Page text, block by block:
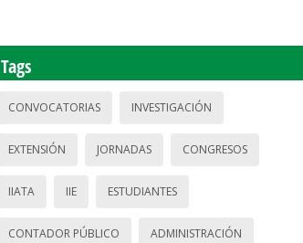
Tags
CONVOCATORIAS INVESTIGACIÓN
EXTENSIÓN JORNADAS CONGRESOS
IIATA IIE ESTUDIANTES
CONTADOR PÚBLICO ADMINISTRACIÓN